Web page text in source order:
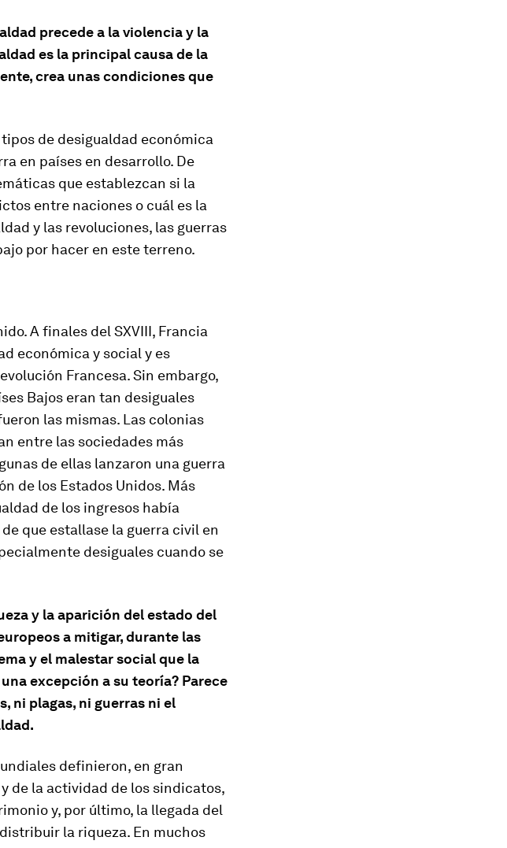
precede a la violencia y la
es la principal causa de la
crea unas condiciones que
de desigualdad económica
en países en desarrollo. De
que establezcan si la
entre naciones o cuál es la
y las revoluciones, las guerras
por hacer en este terreno.
A finales del SXVIII, Francia
económica y social y es
Francesa. Sin embargo,
Bajos eran tan desiguales
las mismas. Las colonias
entre las sociedades más
de ellas lanzaron una guerra
de los Estados Unidos. Más
de los ingresos había
que estallase la guerra civil en
desiguales cuando se
y la aparición del estado del
a mitigar, durante las
y el malestar social que la
excepción a su teoría? Parece
ni plagas, ni guerras ni el
definieron, en gran
de la actividad de los sindicatos,
y, por último, la llegada del
la riqueza. En muchos